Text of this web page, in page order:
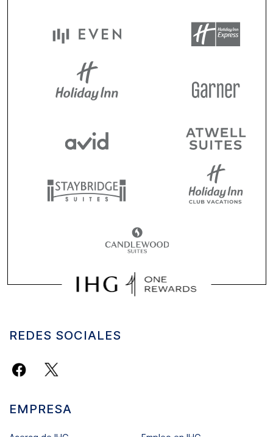
REDES SOCIALES
EMPRESA